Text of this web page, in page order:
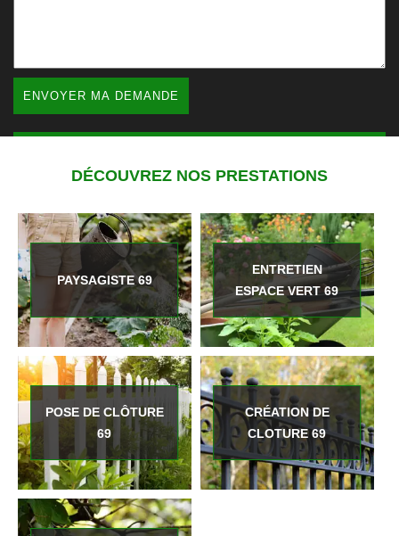
DÉCOUVREZ NOS PRESTATIONS
PAYSAGISTE 69
ENTRETIEN
ESPACE VERT 69
POSE DE CLÔTURE
69
CRÉATION DE
CLOTURE 69